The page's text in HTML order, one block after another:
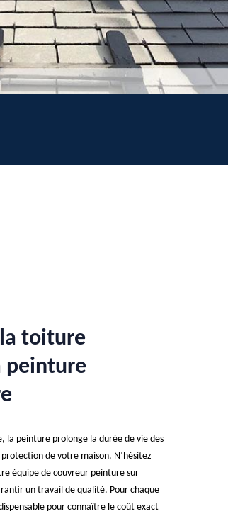
toiture
peinture
la peinture prolonge la durée de vie des
de votre maison. N’hésitez
équipe de couvreur peinture sur
un travail de qualité. Pour chaque
pour connaître le coût exact